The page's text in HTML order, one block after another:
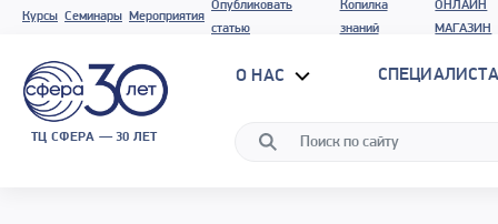
Курсы Семинары Мероприятия
Опубликовать
статью
Копилка
знаний
ОНЛАЙН
МАГАЗИН
ТЦ СФЕРА — 30 ЛЕТ
О НАС